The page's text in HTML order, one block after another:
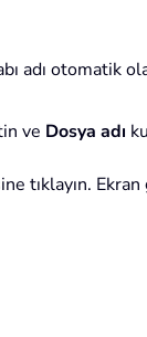
adı otomatik
ve Dosya adı
tıklayın.